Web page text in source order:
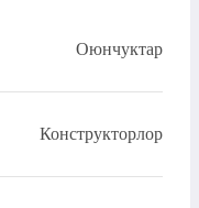
Оюнчуктар
Конструкторлор